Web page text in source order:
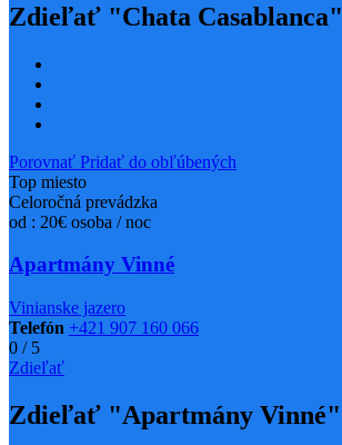
Zdieľať "Chata Casablanca"
Porovnať Pridať do obľúbených
Top miesto
Celoročná prevádzka
od : 20€ osoba / noc
Apartmány Vinné
Vinianske jazero
Telefón +421 907 160 066
0 /5
Zdieľať
Zdieľať "Apartmány Vinné"